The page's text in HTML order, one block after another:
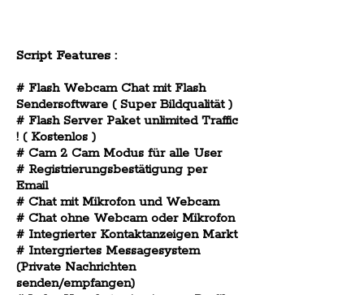
Script Features :
# Flash Webcam Chat mit Flash
Sendersoftware ( Super Bildqualität )
# Flash Server Paket unlimited Traffic
! ( Kostenlos )
# Cam 2 Cam Modus für alle User
# Registrierungsbestätigung per
Email
# Chat mit Mikrofon und Webcam
# Chat ohne Webcam oder Mikrofon
# Integrierter Kontaktanzeigen Markt
# Intergriertes Messagesystem
(Private Nachrichten
senden/empfangen)